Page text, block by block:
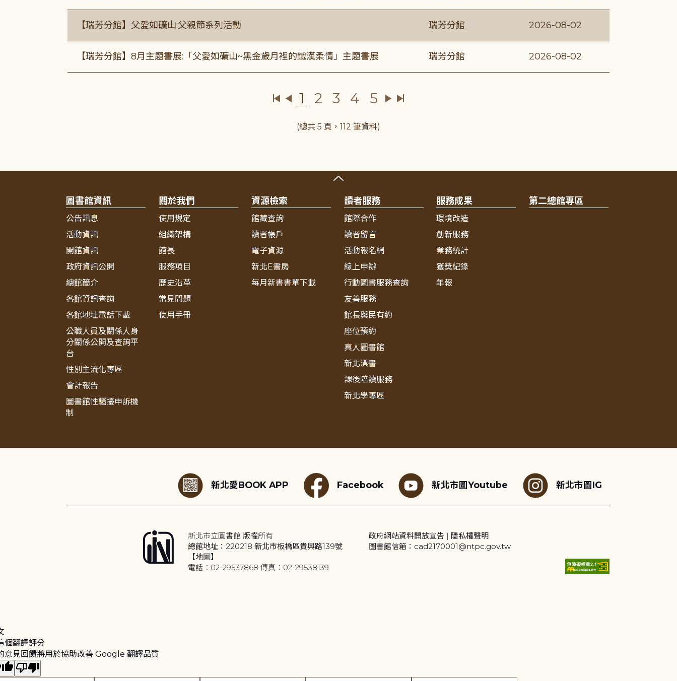
【瑞芳分館】父愛如礦山:父親節系列活動 瑞芳分館 2026-08-02
【瑞芳分館】8月主題書展:「父愛如礦山~黑金歲月裡的鐵漢柔情」主題書展 瑞芳分館 2026-08-02
1 2 3 4 5
(總共 5 頁，112 筆資料)
圖書館資訊
公告訊息
活動資訊
開館資訊
政府資訊公開
總館簡介
各館資訊查詢
各館地址電話下載
公職人員及關係人身
分關係公開及查詢平
台
性別主流化專區
會計報告
圖書館性騷擾申訴機
制
關於我們
使用規定
組織架構
館長
服務項目
歷史沿革
常見問題
使用手冊
資源檢索
館藏查詢
讀者帳戶
電子資源
新北E書房
每月新書書單下載
讀者服務
館際合作
讀者留言
活動報名網
線上申辦
行動圖書服務查詢
友善服務
館長與民有約
座位預約
真人圖書館
新北漂書
課後陪讀服務
新北學專區
服務成果
環境改造
創新服務
業務統計
獲獎紀錄
年報
第二總館專區
新北愛BOOK APP Facebook 新北市圖Youtube 新北市圖IG
新北市立圖書館 版權所有
總館地址：220218 新北市板橋區貴興路139號
【地圖】
電話：02-29537868 傳真：02-29538139
政府網站資料開放宣告 | 隱私權聲明
圖書館信箱：cad2170001@ntpc.gov.tw
個翻譯評分
意見回饋將用於協助改善 Google 翻譯品質